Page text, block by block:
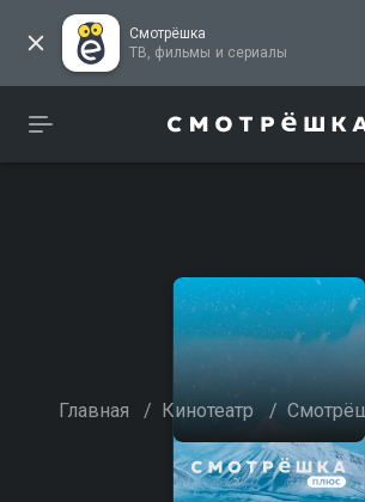
Смотрёшка
ТВ, фильмы и сериалы
Главная / Кинотеатр /